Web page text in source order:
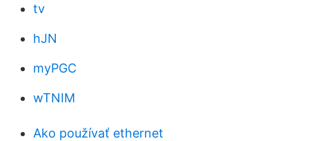
tv
hJN
myPGC
wTNIM
Ako používať ethernet